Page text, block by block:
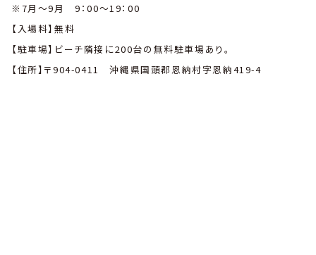
※7月〜9月 9：00〜19：00
【入場料】無料
【駐車場】ビーチ隣接に200台の無料駐車場あり。
【住所】〒904-0411 沖縄県国頭郡恩納村字恩納419-4